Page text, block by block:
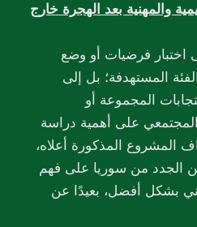
والمهنية بعد الهجرة خارج
فرضيات أو وضع
المستهدفة؛ بل إلى
المجموعة أو
على أهمية دراسة
المشروع المذكورة أعلاه،
الجدد من سوريا على فهم
بشكل أفضل، بعيدًا عن